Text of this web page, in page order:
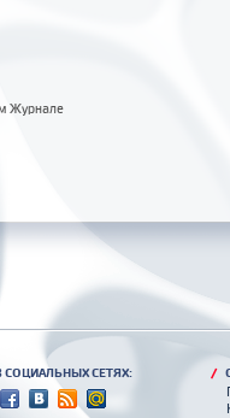
Журнале
СЕТЯХ: /